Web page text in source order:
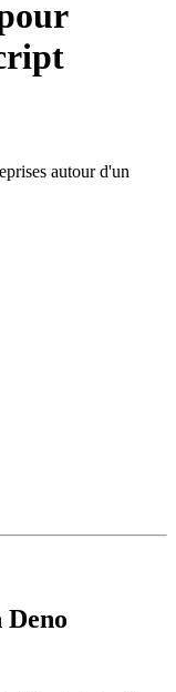
autour d'un
Deno